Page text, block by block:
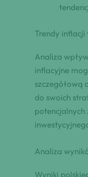
Trendy inflacji
Analiza
inflacyjne
szczegółową
do swoich
Analiza
Wyniki